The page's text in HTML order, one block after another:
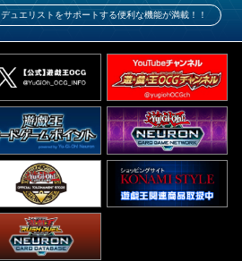
デュエリストをサポートする便利な機能が満載！！